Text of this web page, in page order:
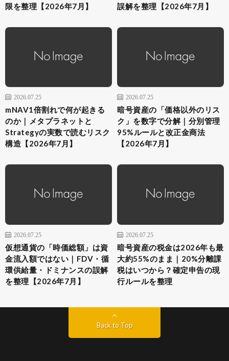
限を整理【2026年7月】
誤解を整理【2026年7月】
2026.07.25
mNAV1倍割れで何が起きる
のか｜メタプラネットと
Strategyの実数で読むリスク
構造【2026年7月】
2026.07.25
暗号資産の「価格以外のリス
ク」を数字で分解｜分別管理
95%ルールと改正金商法
【2026年7月】
2026.07.25
仮想通貨の「時価総額」は資
金流入額ではない｜FDV・循
環供給量・ドミナンスの誤解
を整理【2026年7月】
2026.07.25
暗号資産の税金は2026年も最
大約55%のまま｜20%分離課
税はいつから？確定申告の現
行ルールを整理
Back to Top